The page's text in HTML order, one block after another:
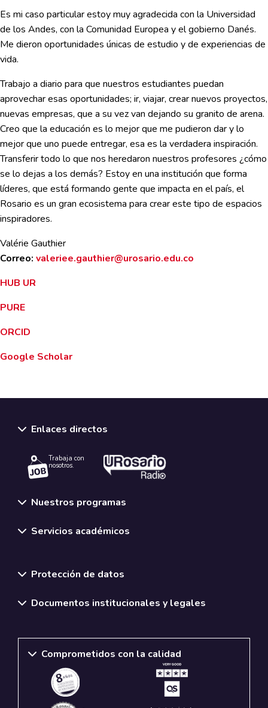
Es mi caso particular estoy muy agradecida con la Universidad
de los Andes, con la Comunidad Europea y el gobierno Danés.
Me dieron oportunidades únicas de estudio y de experiencias de
vida.
Trabajo a diario para que nuestros estudiantes puedan
aprovechar esas oportunidades; ir, viajar, crear nuevos proyectos,
nuevas empresas, que a su vez van dejando su granito de arena.
Creo que la educación es lo mejor que me pudieron dar y lo
mejor que uno puede entregar, esa es la verdadera inspiración.
Transferir todo lo que nos heredaron nuestros profesores ¿cómo
se lo dejas a los demás? Estoy en una institución que forma
líderes, que está formando gente que impacta en el país, el
Rosario es un gran ecosistema para crear este tipo de espacios
inspiradores.
Valérie Gauthier
Correo: valeriee.gauthier@urosario.edu.co
HUB UR
PURE
ORCID
Google Scholar
Enlaces directos
Trabaja con
nosotros.
Nuestros programas
Servicios académicos
Protección de datos
Documentos institucionales y legales
Comprometidos con la calidad